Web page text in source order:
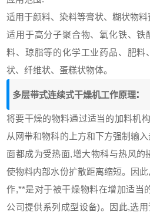
适用于颜料、染料等膏状、糊状物料
适用于高分子聚合物、氧化铁、铁
料、琼脂等的化学工业药品、肥料
状、纤维状、蛋糕状物体。
多层带式连续式干燥机工作原理:
将要干燥的物料通过适当的加料机构
从网带和物科的上方和下方强制输入
面都成为受热面,增大物科与热风的
使物料内部水份扩散距离缩短。因此,
作,**是对于被干燥物料在增加适当
公司提供系列成型设备)。因此,选用